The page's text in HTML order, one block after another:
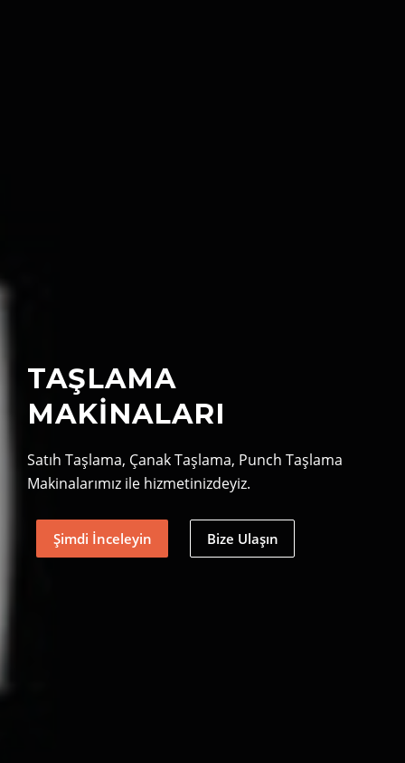
TAŞLAMA
MAKINALARI
Satıh Taşlama, Çanak Taşlama, Punch Taşlama
Makinalarımız ile hizmetinizdeyiz.
Şimdi İnceleyin Bize Ulaşın